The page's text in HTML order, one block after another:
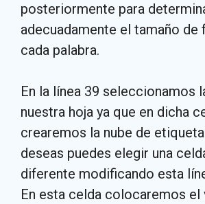
posteriormente para
adecuadamente el tamaño de
cada palabra.
En la línea 39 seleccionamos
nuestra hoja ya que en dicha
crearemos la nube de
deseas puedes elegir una
diferente modificando esta
En esta celda colocaremos el